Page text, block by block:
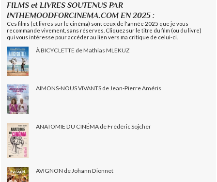
FILMS et LIVRES SOUTENUS PAR
INTHEMOODFORCINEMA.COM EN 2025 :
Ces films (et livres sur le cinéma) sont ceux de l'année 2025 que je vous
recommande vivement, sans réserves. Cliquez sur le titre du film (ou du livre)
qui vous intéresse pour accéder au lien vers ma critique de celui-ci.
À BICYCLETTE de Mathias MLEKUZ
AIMONS-NOUS VIVANTS de Jean-Pierre Améris
ANATOMIE DU CINÉMA de Frédéric Sojcher
AVIGNON de Johann Dionnet